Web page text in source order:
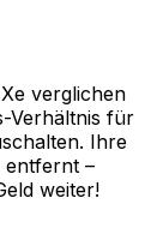
verglichen
Verhältnis für
Ihre
entfernt –
weiter!